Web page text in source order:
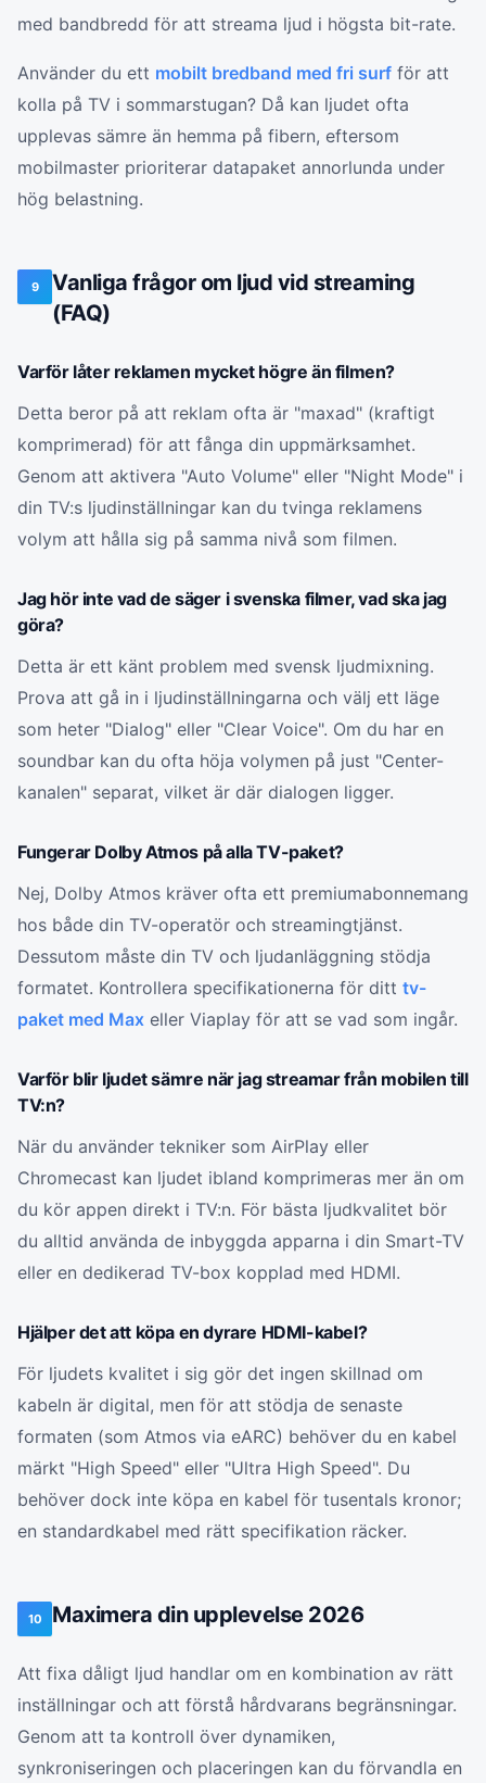
med bandbredd för att streama ljud i högsta bit-rate.
Använder du ett mobilt bredband med fri surf för att
kolla på TV i sommarstugan? Då kan ljudet ofta
upplevas sämre än hemma på fibern, eftersom
mobilmaster prioriterar datapaket annorlunda under
hög belastning.
9
Vanliga frågor om ljud vid streaming
(FAQ)
Varför låter reklamen mycket högre än filmen?
Detta beror på att reklam ofta är "maxad" (kraftigt
komprimerad) för att fånga din uppmärksamhet.
Genom att aktivera "Auto Volume" eller "Night Mode" i
din TV:s ljudinställningar kan du tvinga reklamens
volym att hålla sig på samma nivå som filmen.
Jag hör inte vad de säger i svenska filmer, vad ska jag
göra?
Detta är ett känt problem med svensk ljudmixning.
Prova att gå in i ljudinställningarna och välj ett läge
som heter "Dialog" eller "Clear Voice". Om du har en
soundbar kan du ofta höja volymen på just "Center-
kanalen" separat, vilket är där dialogen ligger.
Fungerar Dolby Atmos på alla TV-paket?
Nej, Dolby Atmos kräver ofta ett premiumabonnemang
hos både din TV-operatör och streamingtjänst.
Dessutom måste din TV och ljudanläggning stödja
formatet. Kontrollera specifikationerna för ditt tv-
paket med Max eller Viaplay för att se vad som ingår.
Varför blir ljudet sämre när jag streamar från mobilen till
TV:n?
När du använder tekniker som AirPlay eller
Chromecast kan ljudet ibland komprimeras mer än om
du kör appen direkt i TV:n. För bästa ljudkvalitet bör
du alltid använda de inbyggda apparna i din Smart-TV
eller en dedikerad TV-box kopplad med HDMI.
Hjälper det att köpa en dyrare HDMI-kabel?
För ljudets kvalitet i sig gör det ingen skillnad om
kabeln är digital, men för att stödja de senaste
formaten (som Atmos via eARC) behöver du en kabel
märkt "High Speed" eller "Ultra High Speed". Du
behöver dock inte köpa en kabel för tusentals kronor;
en standardkabel med rätt specifikation räcker.
10 Maximera din upplevelse 2026
Att fixa dåligt ljud handlar om en kombination av rätt
inställningar och att förstå hårdvarans begränsningar.
Genom att ta kontroll över dynamiken,
synkroniseringen och placeringen kan du förvandla en